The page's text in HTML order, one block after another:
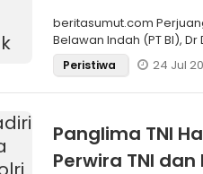
SBP
beritasumut.com
Belawan Indah (PT BI), Dr
LaPeristiwa 24 Jul
Panglima TNI
Perwira TNI